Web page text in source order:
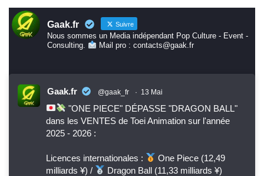
Gaak.fr Suivre
Nous sommes un Media indépendant Pop Culture - Event -
Consulting.
Mail pro : contacts@gaak.fr
Gaak.fr @gaak_fr · 13 Mai
"ONE PIECE" DÉPASSE "DRAGON BALL"
dans les VENTES de Toei Animation sur l'année
2025 - 2026 :
Licences internationales :
One Piece (12,49
milliards ¥) /
Dragon Ball (11,33 milliards ¥)